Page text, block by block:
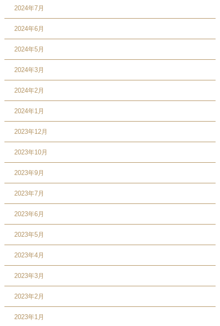
2024年7月
2024年6月
2024年5月
2024年3月
2024年2月
2024年1月
2023年12月
2023年10月
2023年9月
2023年7月
2023年6月
2023年5月
2023年4月
2023年3月
2023年2月
2023年1月